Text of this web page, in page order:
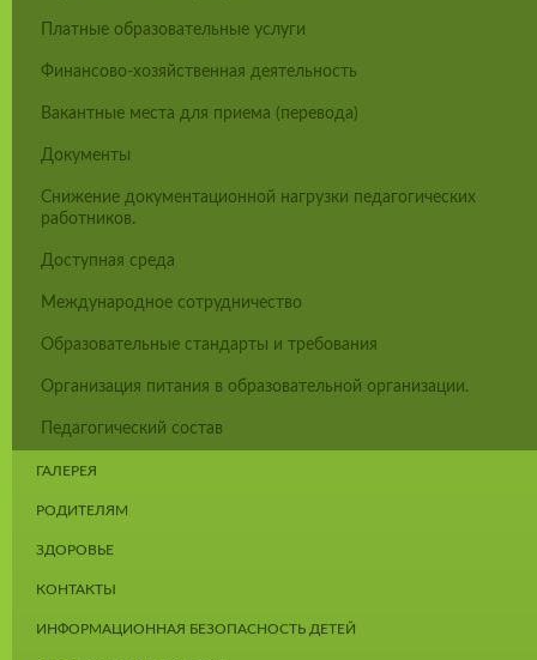
Платные образовательные услуги
Финансово-хозяйственная деятельность
Вакантные места для приема (перевода)
Документы
Снижение документационной нагрузки педагогических
работников.
Доступная среда
Международное сотрудничество
Образовательные стандарты и требования
Организация питания в образовательной организации.
Педагогический состав
ГАЛЕРЕЯ
РОДИТЕЛЯМ
ЗДОРОВЬЕ
КОНТАКТЫ
ИНФОРМАЦИОННАЯ БЕЗОПАСНОСТЬ ДЕТЕЙ